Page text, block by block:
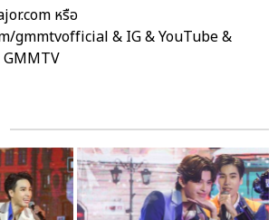
หรือ
gmmtvofficial & IG & YouTube &